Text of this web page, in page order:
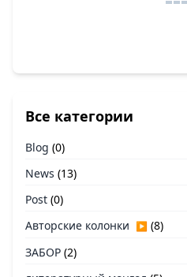
Все категории
Blog (0)
News (13)
Post (0)
Авторские колонки ▶ (8)
ЗАБОР (2)